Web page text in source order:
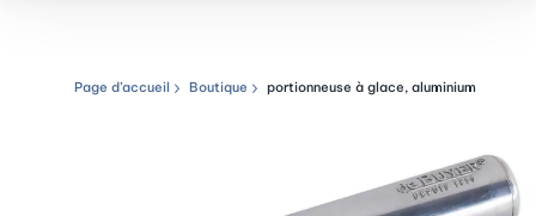
Chemin de navigation
Page d’accueil Boutique portionneuse à glace, aluminium